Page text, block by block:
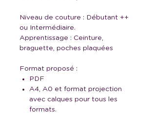
Niveau de couture : Débutant ++
ou Intermédiaire.
Apprentissage : Ceinture,
braguette, poches plaquées
Format proposé :
PDF
A4, A0 et format projection
avec calques pour tous les
formats.